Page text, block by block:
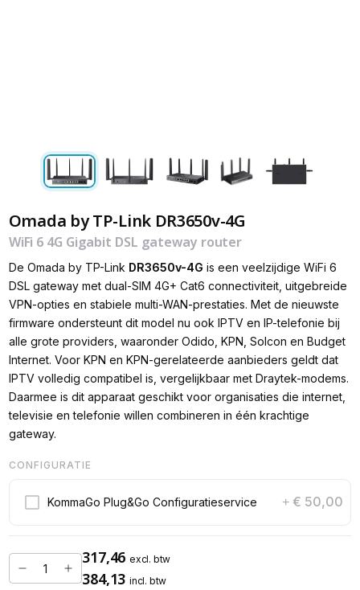
Omada by TP-Link DR3650v-4G
WiFi 6 4G Gigabit DSL gateway router
De Omada by TP-Link DR3650v-4G is een veelzijdige WiFi 6
DSL gateway met dual-SIM 4G+ Cat6 connectiviteit, uitgebreide
VPN-opties en stabiele multi-WAN-prestaties. Met de nieuwste
firmware ondersteunt dit model nu ook IPTV en IP-telefonie bij
alle grote providers, waaronder Odido, KPN, Solcon en Budget
Internet. Voor KPN en KPN-gerelateerde aanbieders geldt dat
IPTV volledig compatibel is, vergelijkbaar met Draytek-modems.
Daarmee is dit apparaat geschikt voor organisaties die internet,
televisie en telefonie willen combineren in één krachtige
gateway.
CONFIGURATIE
KommaGo Plug&Go Configuratieservice + € 50,00
317,46 excl. btw
384,13 incl. btw